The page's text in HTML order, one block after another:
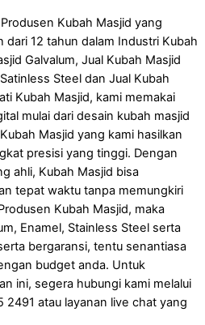
Kubah Masjid yang
12 tahun dalam Industri Kubah
Galvalum, Jual Kubah Masjid
Steel dan Jual Kubah
Kubah Masjid, kami memakai
mulai dari desain kubah masjid
Masjid yang kami hasilkan
presisi yang tinggi. Dengan
ahli, Kubah Masjid bisa
tepat waktu tanpa memungkiri
Kubah Masjid, maka
Enamel, Stainless Steel serta
bergaransi, tentu senantiasa
budget anda. Untuk
ini, segera hubungi kami melalui
atau layanan live chat yang